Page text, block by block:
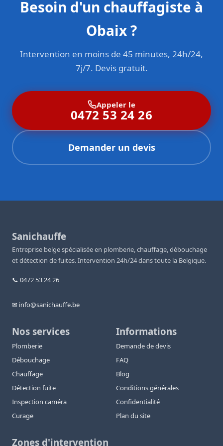
Besoin d'un chauffagiste à
Obaix ?
Intervention en moins de 45 minutes, 24h/24,
7j/7. Devis gratuit.
Appeler le
0472 53 24 26
Demander un devis
Sanichauffe
Entreprise belge spécialisée en plomberie, chauffage, débouchage
et détection de fuites. Intervention 24h/24 dans toute la Belgique.
📞 0472 53 24 26
✉ info@sanichauffe.be
Nos services
Plomberie
Débouchage
Chauffage
Détection fuite
Inspection caméra
Curage
Informations
Demande de devis
FAQ
Blog
Conditions générales
Confidentialité
Plan du site
Zones d'intervention